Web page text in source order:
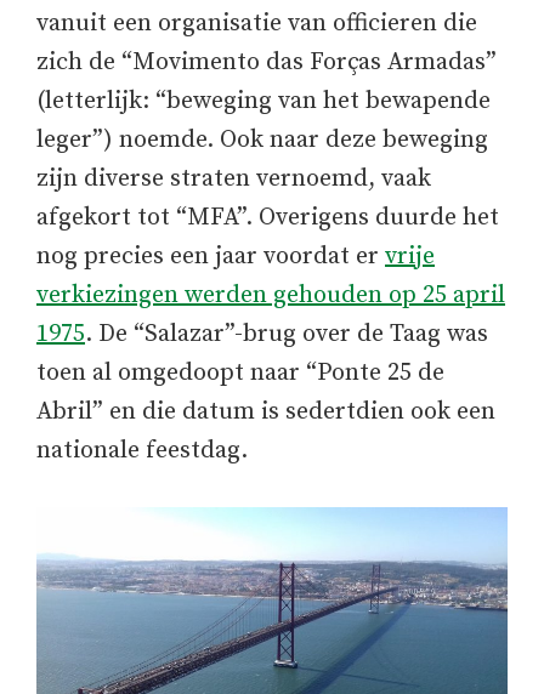
vanuit een organisatie van officieren die
zich de “Movimento das Forças Armadas”
(letterlijk: “beweging van het bewapende
leger”) noemde. Ook naar deze beweging
zijn diverse straten vernoemd, vaak
afgekort tot “MFA”. Overigens duurde het
nog precies een jaar voordat er vrije
verkiezingen werden gehouden op 25 april
1975. De “Salazar”-brug over de Taag was
toen al omgedoopt naar “Ponte 25 de
Abril” en die datum is sedertdien ook een
nationale feestdag.